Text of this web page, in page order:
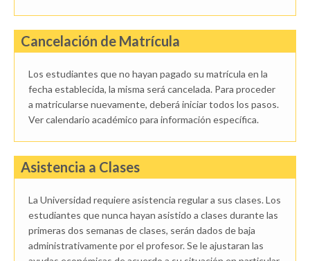
Cancelación de Matrícula
Los estudiantes que no hayan pagado su matrícula en la
fecha establecida, la misma será cancelada. Para proceder
a matricularse nuevamente, deberá iniciar todos los pasos.
Ver calendario académico para información específica.
Asistencia a Clases
La Universidad requiere asistencia regular a sus clases. Los
estudiantes que nunca hayan asistido a clases durante las
primeras dos semanas de clases, serán dados de baja
administrativamente por el profesor. Se le ajustaran las